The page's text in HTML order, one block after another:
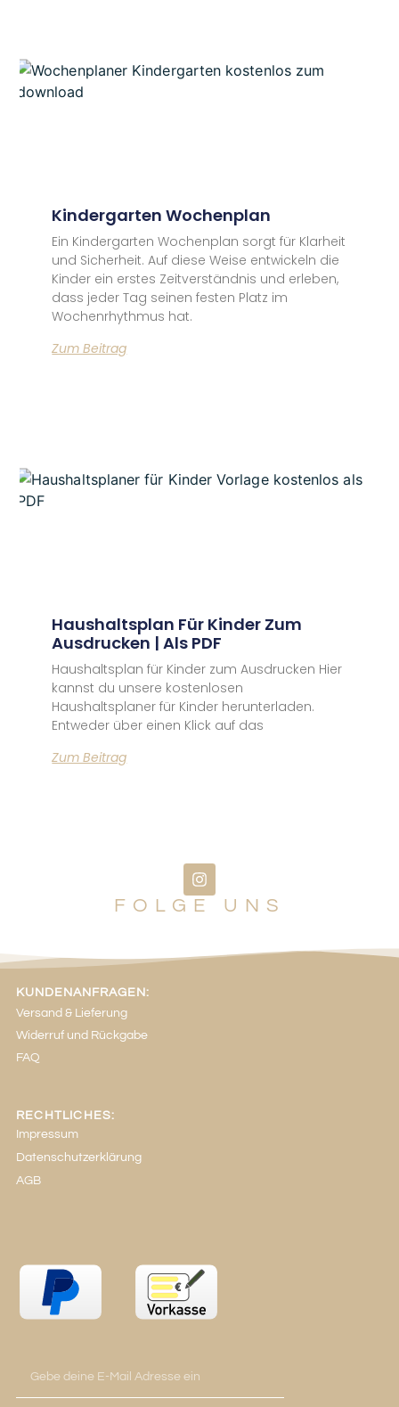
Kindergarten Wochenplan
Ein Kindergarten Wochenplan sorgt für Klarheit
und Sicherheit. Auf diese Weise entwickeln die
Kinder ein erstes Zeitverständnis und erleben,
dass jeder Tag seinen festen Platz im
Wochenrhythmus hat.
Zum Beitrag
Haushaltsplan Für Kinder Zum
Ausdrucken | Als PDF
Haushaltsplan für Kinder zum Ausdrucken Hier
kannst du unsere kostenlosen
Haushaltsplaner für Kinder herunterladen.
Entweder über einen Klick auf das
Zum Beitrag
FOLGE UNS
KUNDENANFRAGEN:
Versand & Lieferung
Widerruf und Rückgabe
FAQ
RECHTLICHES:
Impressum
Datenschutzerklärung
AGB